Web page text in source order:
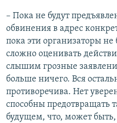
– Пока не будут
обвинения в адрес
пока эти организаторы
сложно оценивать
слышим грозные
больше ничего. Вся
противоречива. Нет
способны предотвращать
будущем, что, может быть,